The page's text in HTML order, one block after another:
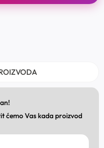
ćemo Vas kada proizvod